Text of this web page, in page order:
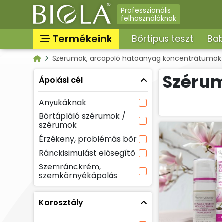
Professzionális
felhasználóknak
Termékeink Bőrtípus teszt
Kategóriák
Összes termék
Nappali arckrémek,
arcbalzsam, arckrém
Parfümök, EDT,
Bőrregeneráló maszkok,
krémpakolások, spray,
Intim higiéniai termékek
Masszázsolajok,
Arctisztítás, arctej,
sminklemosó, micellás
Szemkörnyékápolók,
szemránckrémek,
Tonikok, splashek
Szérumok, arcápoló hatóanyag koncentrátumok
Ápolási cél
Anyukáknak
Bőrtápláló szérumok /
szérumok
Érzékeny, problémás bőr
Ránckisimulást elősegítő
Szemránckrém,
szemkörnyékápolás
Korosztály